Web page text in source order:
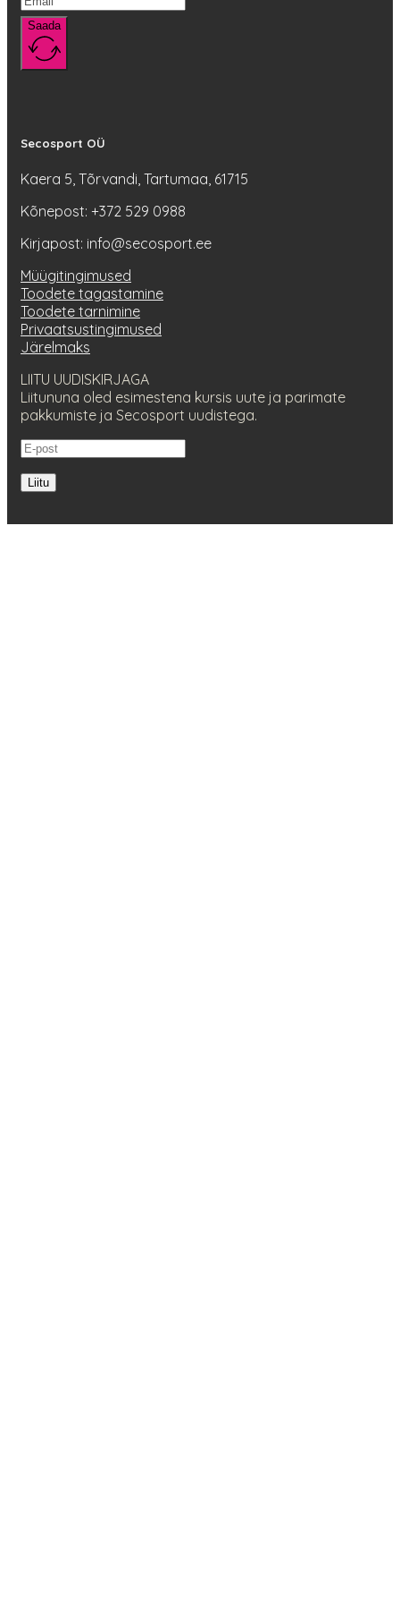
Saada
Secosport OÜ
Kaera 5, Tõrvandi, Tartumaa, 61715
Kõnepost: +372 529 0988
Kirjapost: info@secosport.ee
Müügitingimused
Toodete tagastamine
Toodete tarnimine
Privaatsustingimused
Järelmaks
LIITU UUDISKIRJAGA
Liitununa oled esimestena kursis uute ja parimate
pakkumiste ja Secosport uudistega.
Liitu